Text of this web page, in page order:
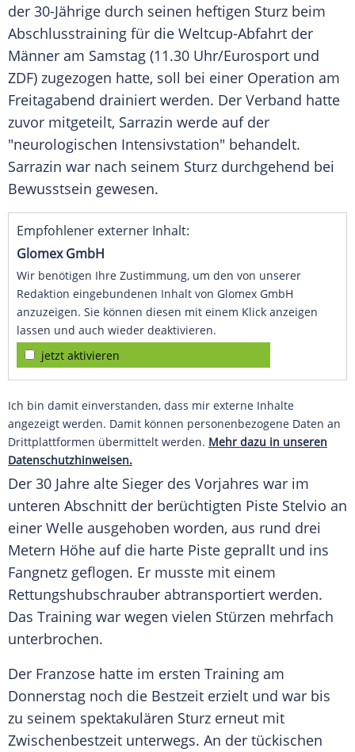
der 30-Jährige durch seinen heftigen Sturz beim
Abschlusstraining für die Weltcup-Abfahrt der
Männer am Samstag (11.30 Uhr/Eurosport und
ZDF) zugezogen hatte, soll bei einer Operation am
Freitagabend drainiert werden. Der Verband hatte
zuvor mitgeteilt, Sarrazin werde auf der
"neurologischen Intensivstation" behandelt.
Sarrazin war nach seinem Sturz durchgehend bei
Bewusstsein gewesen.
Empfohlener externer Inhalt:
Glomex GmbH
Wir benötigen Ihre Zustimmung, um den von unserer
Redaktion eingebundenen Inhalt von Glomex GmbH
anzuzeigen. Sie können diesen mit einem Klick anzeigen
lassen und auch wieder deaktivieren.
jetzt aktivieren
Ich bin damit einverstanden, dass mir externe Inhalte
angezeigt werden. Damit können personenbezogene Daten an
Drittplattformen übermittelt werden. Mehr dazu in unseren
Datenschutzhinweisen.
Der 30 Jahre alte Sieger des Vorjahres war im
unteren Abschnitt der berüchtigten Piste Stelvio an
einer Welle ausgehoben worden, aus rund drei
Metern Höhe auf die harte Piste geprallt und ins
Fangnetz geflogen. Er musste mit einem
Rettungshubschrauber abtransportiert werden.
Das Training war wegen vielen Stürzen mehrfach
unterbrochen.
Der Franzose hatte im ersten Training am
Donnerstag noch die Bestzeit erzielt und war bis
zu seinem spektakulären Sturz erneut mit
Zwischenbestzeit unterwegs. An der tückischen